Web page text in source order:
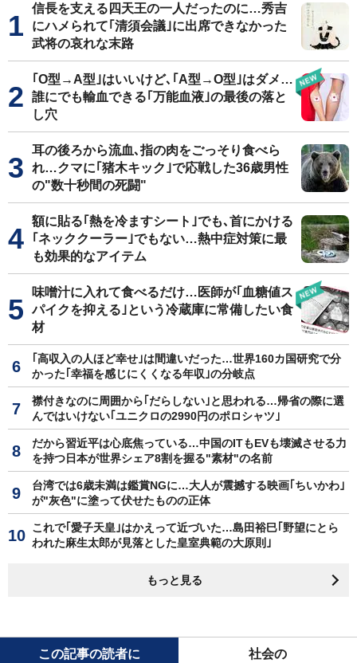
信長を支える四天王の一人だったのに…秀吉
にハメられて｢清須会議｣に出席できなかった
武将の哀れな末路
｢O型→A型｣はいいけど､｢A型→O型｣はダメ…
誰にでも輸血できる｢万能血液｣の最後の落と
し穴
耳の後ろから流血､指の肉をごっそり食べら
れ…クマに｢猪木キック｣で応戦した36歳男性
の"数十秒間の死闘"
額に貼る｢熱を冷ますシート｣でも､首にかける
｢ネッククーラー｣でもない…熱中症対策に最
も効果的なアイテム
味噌汁に入れて食べるだけ…医師が｢血糖値ス
パイクを抑える｣という冷蔵庫に常備したい食
材
｢高収入の人ほど幸せ｣は間違いだった…世界160カ国研究で分
かった｢幸福を感じにくくなる年収｣の分岐点
襟付きなのに周囲から｢だらしない｣と思われる…帰省の際に選
んではいけない｢ユニクロの2990円のポロシャツ｣
だから習近平は心底焦っている…中国のITもEVも壊滅させる力
を持つ日本が世界シェア8割を握る"素材"の名前
台湾では6歳未満は鑑賞NGに…大人が震撼する映画｢ちいかわ｣
が"灰色"に塗って伏せたものの正体
これで｢愛子天皇｣はかえって近づいた…島田裕巳｢野望にとら
われた麻生太郎が見落とした皇室典範の大原則｣
もっと見る
この記事の読者に 社会の